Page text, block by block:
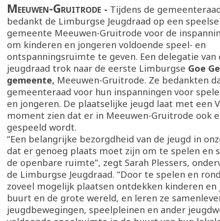
Meeuwen-Gruitrode
Tijdens de
bedankt de Limburgse Jeugdraad op een
gemeente Meeuwen-Gruitrode voor de
om kinderen en jongeren voldoende speel- en
ontspanningsruimte te geven. Een delegatie van
jeugdraad trok naar de eerste Limburgse Goe
gemeente, Meeuwen-Gruitrode. Ze bedankten
gemeenteraad voor hun inspanningen voor
en jongeren. De plaatselijke jeugd laat met een
moment zien dat er in Meeuwen-Gruitrode ook
gespeeld wordt.
“Een belangrijke bezorgdheid van de jeugd in
dat er genoeg plaats moet zijn om te spelen en
de openbare ruimte”, zegt Sarah Plessers,
de Limburgse Jeugdraad. “Door te spelen en
zoveel mogelijk plaatsen ontdekken kinderen en
buurt en de grote wereld, en leren ze
jeugdbewegingen, speelpleinen en ander